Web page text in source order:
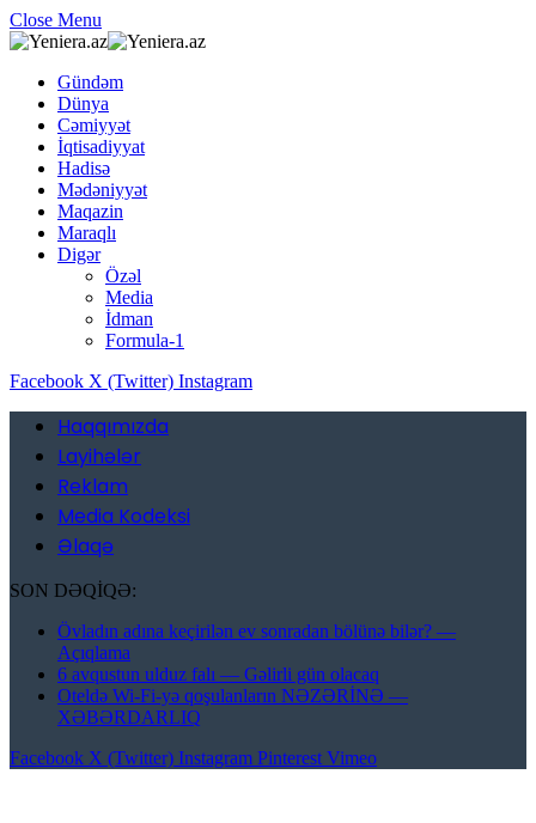
Close Menu
Gündəm
Dünya
Cəmiyyət
İqtisadiyyat
Hadisə
Mədəniyyət
Maqazin
Maraqlı
Digər
Özəl
Media
İdman
Formula-1
Facebook X (Twitter) Instagram
Haqqımızda
Layihələr
Reklam
Media Kodeksi
Əlaqə
SON DƏQİQƏ:
Övladın adına keçirilən ev sonradan bölünə bilər? —
Açıqlama
6 avqustun ulduz falı — Gəlirli gün olacaq
Oteldə Wi-Fi-yə qoşulanların NƏZƏRİNƏ —
XƏBƏRDARLIQ
Facebook X (Twitter) Instagram Pinterest Vimeo